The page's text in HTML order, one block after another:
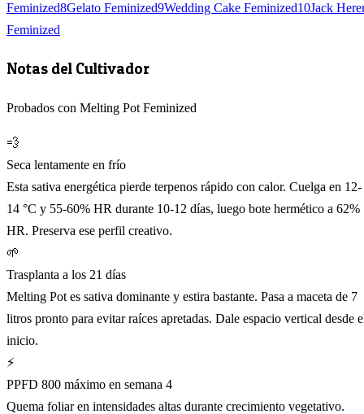
Feminized8Gelato Feminized9Wedding Cake Feminized10Jack
Feminized
Notas del Cultivador
Probados con Melting Pot Feminized
💨
Seca lentamente en frío
Esta sativa energética pierde terpenos rápido con calor. Cuelga en 12-
14 °C y 55-60% HR durante 10-12 días, luego bote hermético a 62%
HR. Preserva ese perfil creativo.
🌱
Trasplanta a los 21 días
Melting Pot es sativa dominante y estira bastante. Pasa a maceta de 7
litros pronto para evitar raíces apretadas. Dale espacio vertical desde
inicio.
⚡
PPFD 800 máximo en semana 4
Quema foliar en intensidades altas durante crecimiento vegetativo.